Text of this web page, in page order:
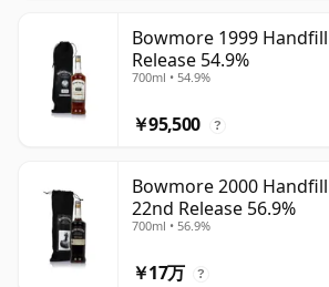
Bowmore 1999
Release 54.9%
700ml • 54.9%
￥95,500 ?
Bowmore 2000
22nd Release 56.9%
700ml • 56.9%
￥17万 ?